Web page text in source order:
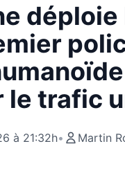
déploie
le trafic
à 21:32h• Martin